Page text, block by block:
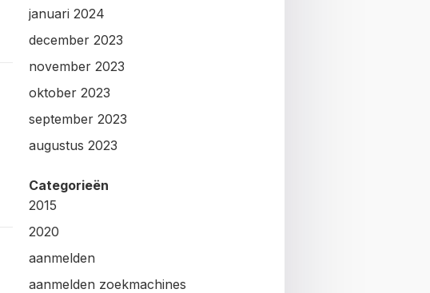
januari 2024
december 2023
november 2023
oktober 2023
september 2023
augustus 2023
Categorieën
2015
2020
aanmelden
aanmelden zoekmachines